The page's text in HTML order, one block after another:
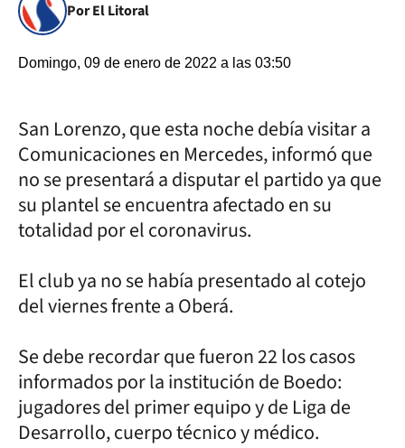
Por El Litoral
Domingo, 09 de enero de 2022 a las 03:50
San Lorenzo, que esta noche debía visitar a
Comunicaciones en Mercedes, informó que
no se presentará a disputar el partido ya que
su plantel se encuentra afectado en su
totalidad por el coronavirus.
El club ya no se había presentado al cotejo
del viernes frente a Oberá.
Se debe recordar que fueron 22 los casos
informados por la institución de Boedo:
jugadores del primer equipo y de Liga de
Desarrollo, cuerpo técnico y médico.